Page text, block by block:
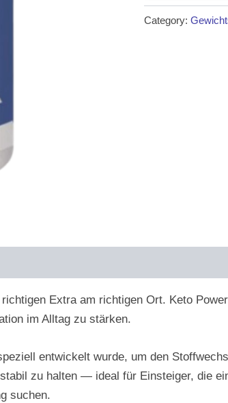
Category:
Extra am richtigen Ort. Keto
im Alltag zu stärken.
entwickelt wurde, um den
zu halten — ideal für Einsteiger, die
suchen.